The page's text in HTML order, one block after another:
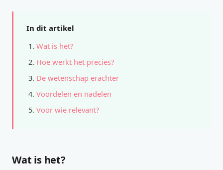
In dit artikel
Wat is het?
Hoe werkt het precies?
De wetenschap erachter
Voordelen en nadelen
Voor wie relevant?
Wat is het?